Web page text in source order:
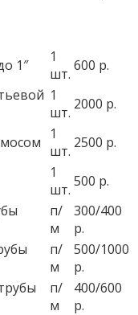
1″
1
шт. 600 р.
1
шт. 2000 р.
1
шт. 2500 р.
1
шт. 500 р.
п/
м
300/400
р.
п/
м
500/1000
р.
п/
м
400/600
р.